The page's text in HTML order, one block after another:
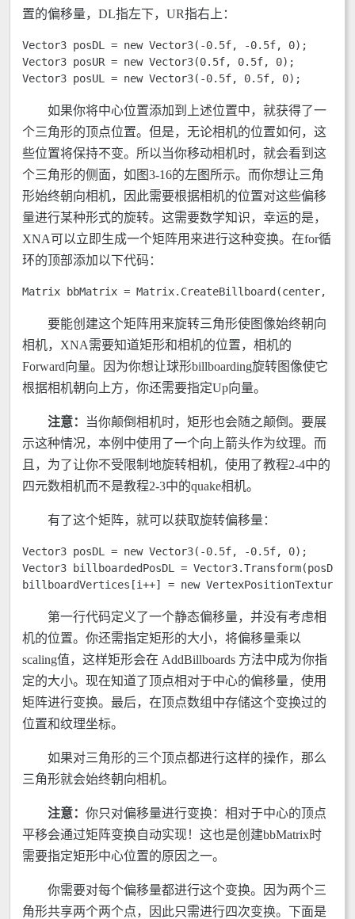
置的偏移量，DL指左下，UR指右上：
Vector3 posDL = new Vector3(-0.5f, -0.5f, 0);
Vector3 posUR = new Vector3(0.5f, 0.5f, 0);
Vector3 posUL = new Vector3(-0.5f, 0.5f, 0);
如果你将中心位置添加到上述位置中，就获得了一
个三角形的顶点位置。但是，无论相机的位置如何，这
些位置将保持不变。所以当你移动相机时，就会看到这
个三角形的侧面，如图3-16的左图所示。而你想让三角
形始终朝向相机，因此需要根据相机的位置对这些偏移
量进行某种形式的旋转。这需要数学知识，幸运的是，
XNA可以立即生成一个矩阵用来进行这种变换。在for循
环的顶部添加以下代码：
Matrix bbMatrix = Matrix.CreateBillboard(center,
要能创建这个矩阵用来旋转三角形使图像始终朝向
相机，XNA需要知道矩形和相机的位置，相机的
Forward向量。因为你想让球形billboarding旋转图像使它
根据相机朝向上方，你还需要指定Up向量。
注意：
当你颠倒相机时，矩形也会随之颠倒。要展
示这种情况，本例中使用了一个向上箭头作为纹理。而
且，为了让你不受限制地旋转相机，使用了教程2-4中的
四元数相机而不是教程2-3中的quake相机。
有了这个矩阵，就可以获取旋转偏移量：
Vector3 posDL = new Vector3(-0.5f, -0.5f, 0);
Vector3 billboardedPosDL =
billboardVertices[i++] = new
第一行代码定义了一个静态偏移量，并没有考虑相
机的位置。你还需指定矩形的大小，将偏移量乘以
scaling值，这样矩形会在 AddBillboards 方法中成为你指
定的大小。现在知道了顶点相对于中心的偏移量，使用
矩阵进行变换。最后，在顶点数组中存储这个变换过的
位置和纹理坐标。
如果对三角形的三个顶点都进行这样的操作，那么
三角形就会始终朝向相机。
注意： 你只对偏移量进行变换：相对于中心的顶点
平移会通过矩阵变换自动实现！这也是创建bbMatrix时
需要指定矩形中心位置的原因之一。
你需要对每个偏移量都进行这个变换。因为两个三
角形共享两个两个点，因此只需进行四次变换。下面是